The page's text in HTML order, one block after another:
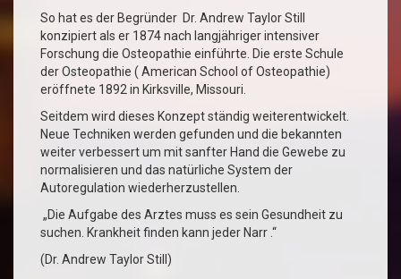
So hat es der Begründer Dr. Andrew Taylor Still
konzipiert als er 1874 nach langjähriger intensiver
Forschung die Osteopathie einführte. Die erste Schule
der Osteopathie ( American School of Osteopathie)
eröffnete 1892 in Kirksville, Missouri.
Seitdem wird dieses Konzept ständig weiterentwickelt.
Neue Techniken werden gefunden und die bekannten
weiter verbessert um mit sanfter Hand die Gewebe zu
normalisieren und das natürliche System der
Autoregulation wiederherzustellen.
„Die Aufgabe des Arztes muss es sein Gesundheit zu
suchen. Krankheit finden kann jeder Narr .“
(Dr. Andrew Taylor Still)